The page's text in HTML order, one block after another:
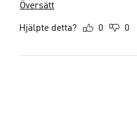
Översätt
Hjälpte detta? 0 0